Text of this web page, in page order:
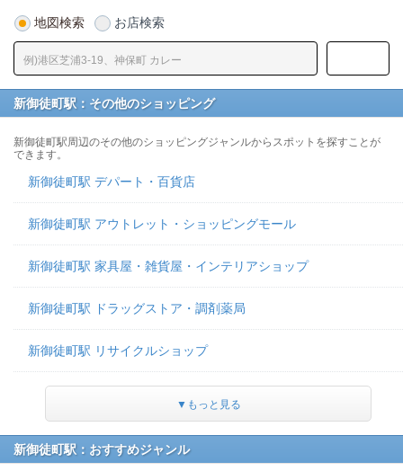
地図検索 お店検索
新御徒町駅：その他のショッピング
新御徒町駅周辺のその他のショッピングジャンルからスポットを探すことが
できます。
新御徒町駅 デパート・百貨店
新御徒町駅 アウトレット・ショッピングモール
新御徒町駅 家具屋・雑貨屋・インテリアショップ
新御徒町駅 ドラッグストア・調剤薬局
新御徒町駅 リサイクルショップ
▼もっと見る
新御徒町駅：おすすめジャンル